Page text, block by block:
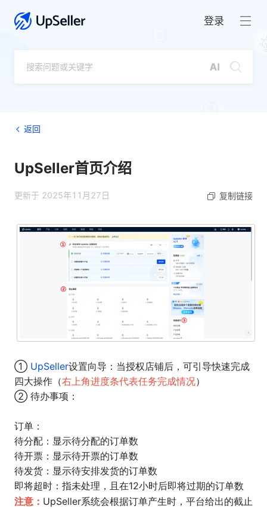
登录
返回
UpSeller首页介绍
更新于 2025年11月27日 复制链接
① UpSeller设置向导：当授权店铺后，可引导快速完成
四大操作（右上角进度条代表任务完成情况）
② 待办事项：
订单：
待分配：显示待分配的订单数
待开票：显示待开票的订单数
待发货：显示待安排发货的订单数
即将超时：指未处理，且在12小时后即将过期的订单数
注意： UpSeller系统会根据订单产生时，平台给出的截止